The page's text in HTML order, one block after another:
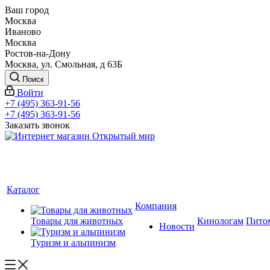
Ваш город
Москва
Иваново
Москва
Ростов-на-Дону
Москва, ул. Смольная, д 63Б
Поиск
Войти
+7 (495) 363-91-56
+7 (495) 363-91-56
Заказать звонок
Каталог
Товары для животных
Туризм и альпинизм
Компания
Новости
Кинологам